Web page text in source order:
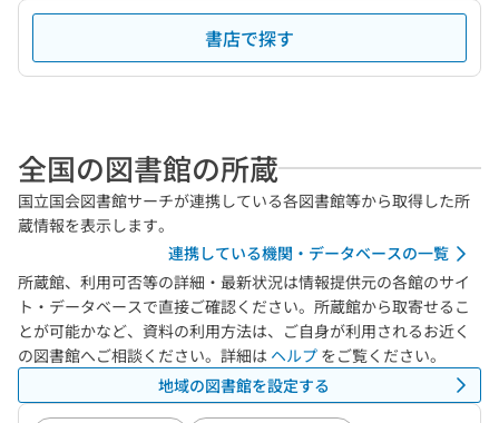
書店で探す
全国の図書館の所蔵
国立国会図書館サーチが連携している各図書館等から取得した所
蔵情報を表示します。
連携している機関・データベースの一覧
所蔵館、利用可否等の詳細・最新状況は情報提供元の各館のサイ
ト・データベースで直接ご確認ください。所蔵館から取寄せるこ
とが可能かなど、資料の利用方法は、ご自身が利用されるお近く
の図書館へご相談ください。詳細は ヘルプ をご覧ください。
地域の図書館を設定する